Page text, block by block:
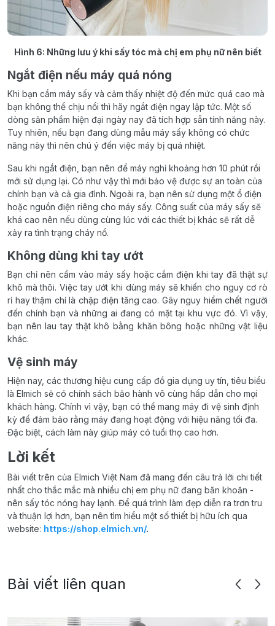
Hình 6: Những lưu ý khi sấy tóc mà chị em phụ nữ nên biết
Ngắt điện nếu máy quá nóng
Khi bạn cầm máy sấy và cảm thấy nhiệt độ đến mức quá cao mà
bạn không thể chịu nổi thì hãy ngắt điện ngay lập tức. Một số
dòng sản phẩm hiện đại ngày nay đã tích hợp sẵn tính năng này.
Tuy nhiên, nếu bạn đang dùng mẫu máy sấy không có chức
năng này thì nên chú ý đến việc máy bị quá nhiệt.
Sau khi ngắt điện, bạn nên để máy nghỉ khoảng hơn 10 phút rồi
mới sử dụng lại. Có như vậy thì mới bảo vệ được sự an toàn của
chính bạn và cả gia đình. Ngoài ra, bạn nên sử dụng một ổ điện
hoặc nguồn điện riêng cho máy sấy. Công suất của máy sấy sẽ
khá cao nên nếu dùng cùng lúc với các thiết bị khác sẽ rất dễ
xảy ra tình trạng cháy nổ.
Không dùng khi tay ướt
Bạn chỉ nên cầm vào máy sấy hoặc cắm điện khi tay đã thật sự
khô mà thôi. Việc tay ướt khi dùng máy sẽ khiến cho nguy cơ rò
rỉ hay thậm chí là chập điện tăng cao. Gây nguy hiểm chết người
đến chính bạn và những ai đang có mặt tại khu vực đó. Vì vậy,
bạn nên lau tay thật khô bằng khăn bông hoặc những vật liệu
khác.
Vệ sinh máy
Hiện nay, các thương hiệu cung cấp đồ gia dụng uy tín, tiêu biểu
là Elmich sẽ có chính sách bảo hành vô cùng hấp dẫn cho mọi
khách hàng. Chính vì vậy, bạn có thể mang máy đi vệ sinh định
kỳ để đảm bảo rằng máy đang hoạt động với hiệu năng tối đa.
Đặc biệt, cách làm này giúp máy có tuổi thọ cao hơn.
Lời kết
Bài viết trên của Elmich Việt Nam đã mang đến câu trả lời chi tiết
nhất cho thắc mắc mà nhiều chị em phụ nữ đang băn khoăn -
nên sấy tóc nóng hay lạnh. Để quá trình làm đẹp diễn ra trơn tru
và thuận lợi hơn, bạn nên tìm hiểu một số thiết bị hữu ích qua
website: https://shop.elmich.vn/.
Bài viết liên quan